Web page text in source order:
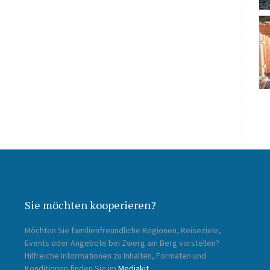
Sie möchten kooperieren?
Möchten Sie familienfreundliche Regionen, Reiseziele,
Events oder Angebote bei Zwerg am Berg vorstellen?
Hilfreiche Informationen zu Inhalten, Formaten und